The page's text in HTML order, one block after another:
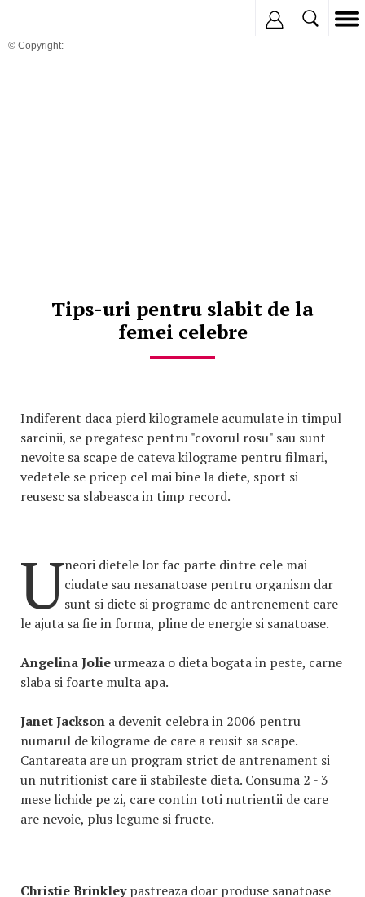
© Copyright:
Tips-uri pentru slabit de la
femei celebre
Indiferent daca pierd kilogramele acumulate in timpul
sarcinii, se pregatesc pentru "covorul rosu" sau sunt
nevoite sa scape de cateva kilograme pentru filmari,
vedetele se pricep cel mai bine la diete, sport si
reusesc sa slabeasca in timp record.
Uneori dietele lor fac parte dintre cele mai
ciudate sau nesanatoase pentru organism dar
sunt si diete si programe de antrenement care
le ajuta sa fie in forma, pline de energie si sanatoase.
Angelina Jolieurmeaza o dieta bogata in peste, carne
slaba si foarte multa apa.
Janet Jackson a devenit celebra in 2006 pentru
numarul de kilograme de care a reusit sa scape.
Cantareata are un program strict de antrenament si
un nutritionist care ii stabileste dieta. Consuma 2 - 3
mese lichide pe zi, care contin toti nutrientii de care
are nevoie, plus legume si fructe.
Christie Brinkleypastreaza doar produse sanatoase